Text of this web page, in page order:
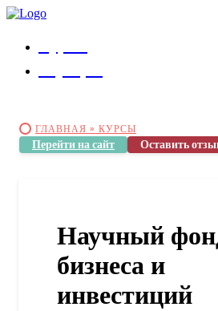
ГЛАВНАЯ » КУРСЫ
Перейти на сайт Оставить
Научный
бизнеса и
инвестиций